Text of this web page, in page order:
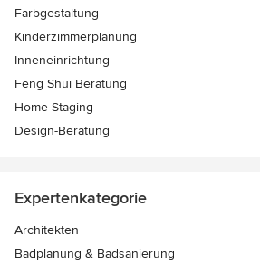
Farbgestaltung
Kinderzimmerplanung
Inneneinrichtung
Feng Shui Beratung
Home Staging
Design-Beratung
Expertenkategorie
Architekten
Badplanung & Badsanierung